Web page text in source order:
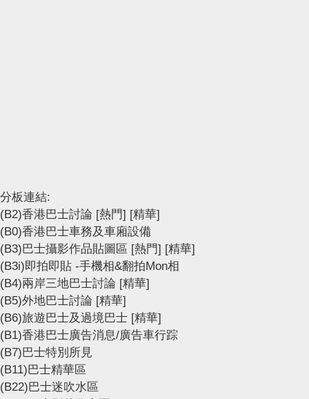
分板連結:
(B2)香港巴士討論 [熱門] [精華]
(B0)香港巴士車務及車廂設備
(B3)巴士攝影作品貼圖區 [熱門] [精華]
(B3i)即拍即貼 -手機相&翻拍Mon相
(B4)兩岸三地巴士討論 [精華]
(B5)外地巴士討論 [精華]
(B6)旅遊巴士及過境巴士 [精華]
(B1)香港巴士廣告消息/廣告車行踪
(B7)巴士特別所見
(B11)巴士精華區
(B22)巴士迷吹水區